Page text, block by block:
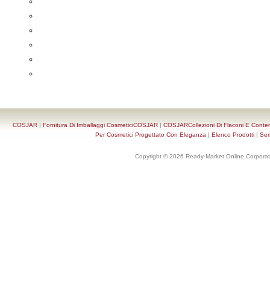
COSJAR | Fornitura Di Imballaggi CosmeticiCOSJAR | COSJARCollezioni Di Flaconi E
Per Cosmetici Progettato Con Eleganza | Elenco Prodotti|
Copyright © 2026 Ready-Market Online